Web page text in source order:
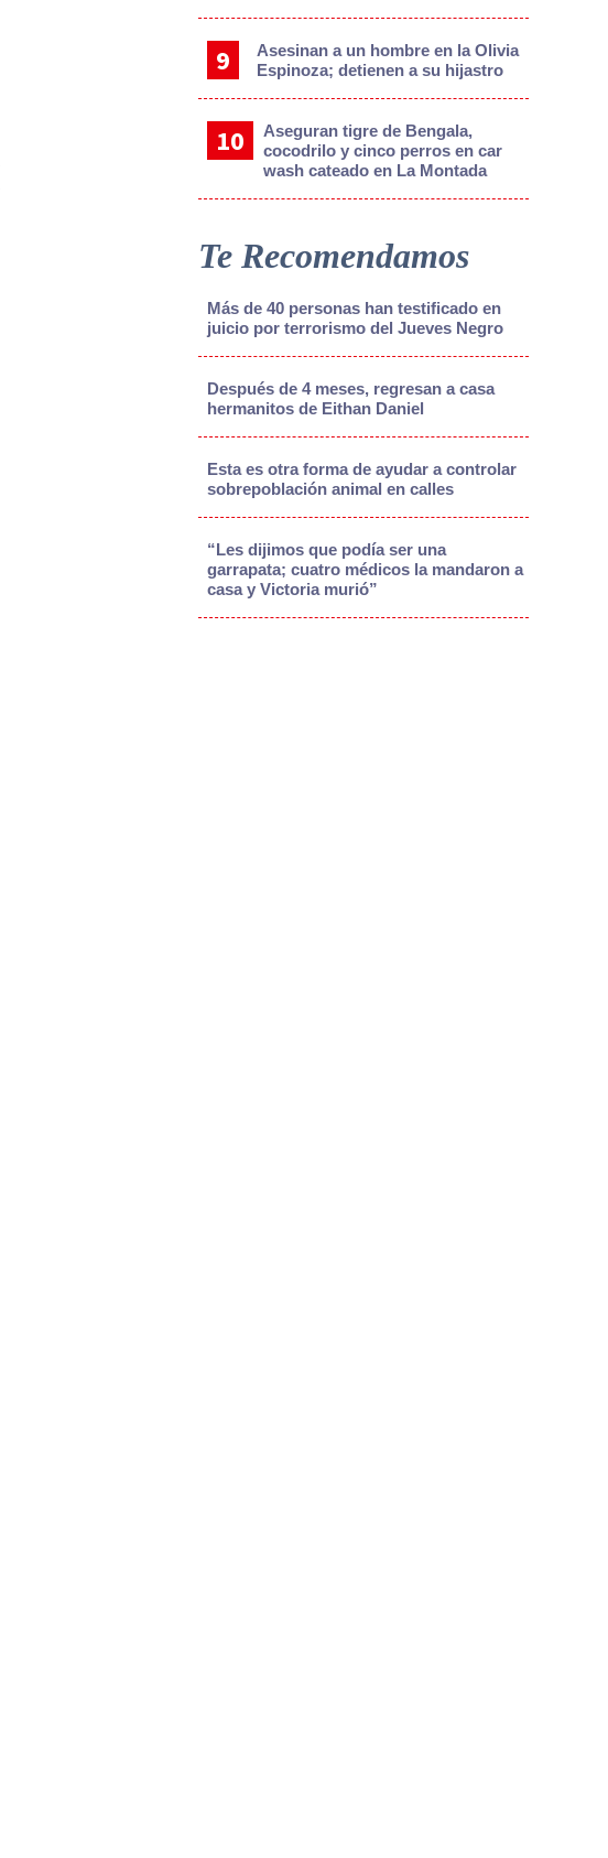
Asesinan a un hombre en la Olivia
Espinoza; detienen a su hijastro
Aseguran tigre de Bengala,
cocodrilo y cinco perros en car
wash cateado en La Montada
Te Recomendamos
Más de 40 personas han testificado en
juicio por terrorismo del Jueves Negro
Después de 4 meses, regresan a casa
hermanitos de Eithan Daniel
Esta es otra forma de ayudar a controlar
sobrepoblación animal en calles
“Les dijimos que podía ser una
garrapata; cuatro médicos la mandaron a
casa y Victoria murió”